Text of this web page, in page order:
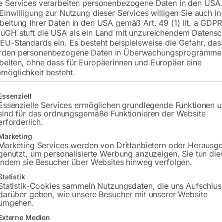
Preis auf Anfrage
Versandkosten Standard (Österreich):
Bitte beachten Sie: Die Versandkosten
Produktsicherheit
Services verarbeiten personenbezogene Daten in den
zur Nutzung dieser Services willigen Sie auch
Ihrer Daten in den USA gemäß Art. 49 (1) lit. a
stuft die USA als ein Land mit unzureichendem
Standards ein. Es besteht beispielsweise die Gefahr,
personenbezogene Daten in
ohne dass für Europäerinnen und Europäer eine
besteht.
eine Liste der Service-Gruppen, für die eine Einwilligung erteilt
Services ermöglichen grundlegende Funktionen
für das ordnungsgemäße Funktionieren der Website
Services werden von Drittanbietern oder
um personalisierte Werbung anzuzeigen. Sie tun
sie Besucher über Websites hinweg verfolgen.
Cookies sammeln Nutzungsdaten, die uns
geben, wie unsere Besucher mit unserer Website
Medien